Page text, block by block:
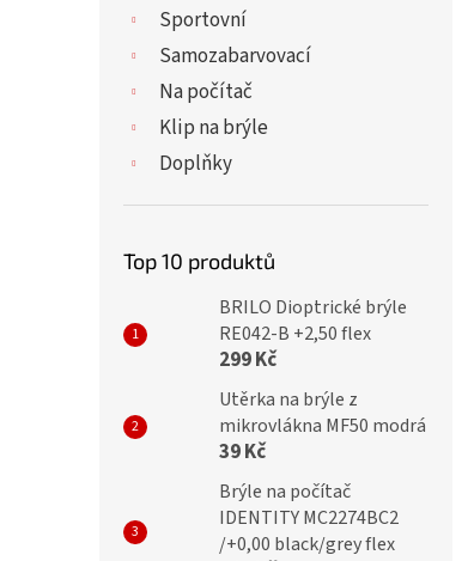
Sportovní
Samozabarvovací
Na počítač
Klip na brýle
Doplňky
Top 10 produktů
BRILO Dioptrické brýle
RE042-B +2,50 flex
299 Kč
Utěrka na brýle z
mikrovlákna MF50 modrá
39 Kč
Brýle na počítač
IDENTITY MC2274BC2
/+0,00 black/grey flex
brýle P8022
Dioptrické brýle P8030
+3,50 black flex